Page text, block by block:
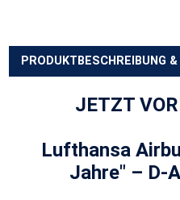
PRODUKTBESCHREIBUNG
JETZT
Lufthansa
Jahre" – D-